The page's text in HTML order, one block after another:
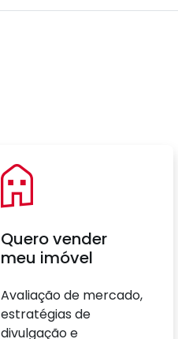
Quero vender
meu imóvel
Avaliação de mercado,
estratégias de
divulgação e